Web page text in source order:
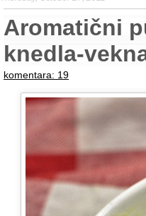
Aromatični
knedla-
komentara: 19